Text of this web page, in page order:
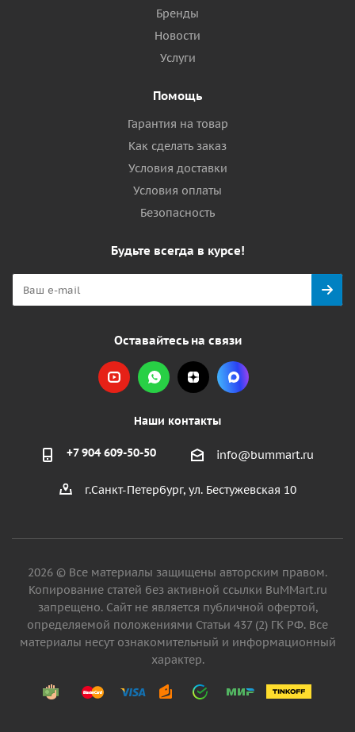
Бренды
Новости
Услуги
Помощь
Гарантия на товар
Как сделать заказ
Условия доставки
Условия оплаты
Безопасность
Будьте всегда в курсе!
Оставайтесь на связи
Наши контакты
+7 904 609-50-50 info@bummart.ru
г.Санкт-Петербург, ул. Бестужевская 10
2026 © Все материалы защищены авторским правом.
Копирование статей без активной ссылки BuMMart.ru
запрещено. Сайт не является публичной офертой,
определяемой положениями Статьи 437 (2) ГК РФ. Все
материалы несут ознакомительный и информационный
характер.